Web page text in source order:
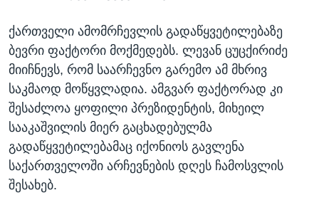
ქართველი ამომრჩევლის გადაწყვეტილებაზე
ბევრი ფაქტორი მოქმედებს. ლევან ცუცქირიძე
მიიჩნევს, რომ საარჩევნო გარემო ამ მხრივ
საკმაოდ მოწყვლადია. ამგვარ ფაქტორად კი
შესაძლოა ყოფილი პრეზიდენტის, მიხეილ
სააკაშვილის მიერ გაცხადებულმა
გადაწყვეტილებამაც იქონიოს გავლენა
საქართველოში არჩევნების დღეს ჩამოსვლის
შესახებ.